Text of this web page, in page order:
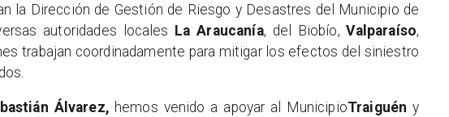
la Dirección de Gestión de Riesgo y Desastres del Municipio de
autoridades locales La Araucanía, del Biobío, Valparaíso,
trabajan coordinadamente para mitigar los efectos del siniestro
Álvarez, hemos venido a apoyar al MunicipioTraiguény